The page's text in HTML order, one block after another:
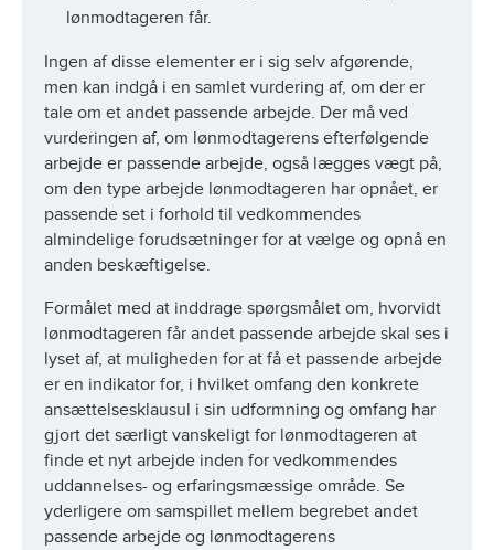
lønmodtageren får.
Ingen af disse elementer er i sig selv afgørende,
men kan indgå i en samlet vurdering af, om der er
tale om et andet passende arbejde. Der må ved
vurderingen af, om lønmodtagerens efterfølgende
arbejde er passende arbejde, også lægges vægt på,
om den type arbejde lønmodtageren har opnået, er
passende set i forhold til vedkommendes
almindelige forudsætninger for at vælge og opnå en
anden beskæftigelse.
Formålet med at inddrage spørgsmålet om, hvorvidt
lønmodtageren får andet passende arbejde skal ses i
lyset af, at muligheden for at få et passende arbejde
er en indikator for, i hvilket omfang den konkrete
ansættelsesklausul i sin udformning og omfang har
gjort det særligt vanskeligt for lønmodtageren at
finde et nyt arbejde inden for vedkommendes
uddannelses- og erfaringsmæssige område. Se
yderligere om samspillet mellem begrebet andet
passende arbejde og lønmodtagerens